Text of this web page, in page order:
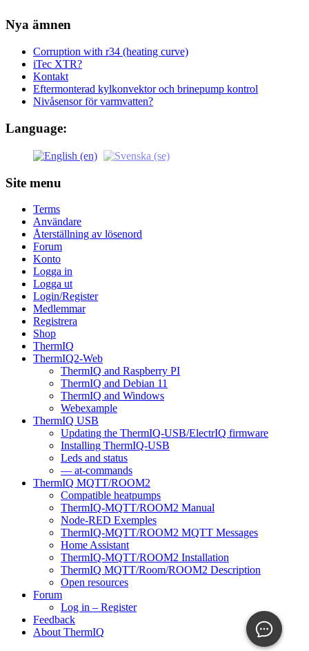
Nya ämnen
Corruption with r34 (heating curve)
iTec XTR?
Kontakt
Eftermonterad kylkonvektor och brinepump kontrol
Nivåsensor för varmvatten?
Language:
Site menu
Terms
Användare
Återställning av lösenord
Forum
Konto
Logga in
Logga ut
Login/Register
Medlemmar
Registrera
Shop
ThermIQ
ThermIQ2-Web
ThermIQ and Raspberry PI
ThermIQ and Debian 11
ThermIQ and Windows
Webexample
ThermIQ USB
Updating the ThermIQ-USB/ElectrIQ firmware
Installing ThermIQ-USB
Leds and status
— at-commands
ThermIQ MQTT/ROOM2
Compatible heatpumps
ThermIQ-MQTT/ROOM2 Manual
Node-RED Exemples
ThermIQ-MQTT/ROOM2 MQTT Messages
Home Assistant
ThermIQ-MQTT/ROOM2 Installation
ThermIQ MQTT/Room/ROOM2 Description
Open resources
Forum
Log in – Register
Feedback
About ThermIQ